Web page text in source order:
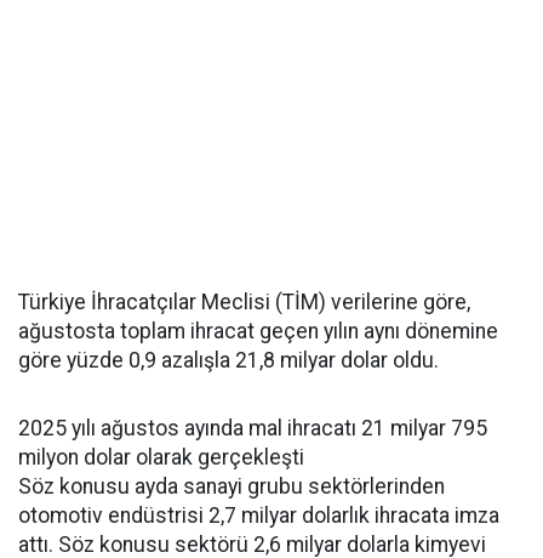
Türkiye İhracatçılar Meclisi (TİM) verilerine göre,
ağustosta toplam ihracat geçen yılın aynı dönemine
göre yüzde 0,9 azalışla 21,8 milyar dolar oldu.
2025 yılı ağustos ayında mal ihracatı 21 milyar 795
milyon dolar olarak gerçekleşti
Söz konusu ayda sanayi grubu sektörlerinden
otomotiv endüstrisi 2,7 milyar dolarlık ihracata imza
attı. Söz konusu sektörü 2,6 milyar dolarla kimyevi